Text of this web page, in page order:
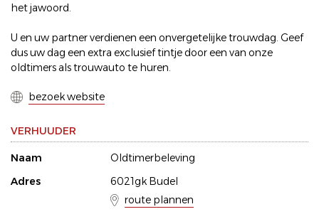
het jawoord.
U en uw partner verdienen een onvergetelijke trouwdag. Geef
dus uw dag een extra exclusief tintje door een van onze
oldtimers als trouwauto te huren.
bezoek website
VERHUUDER
Naam
Oldtimerbeleving
Adres
6021gk Budel
route plannen